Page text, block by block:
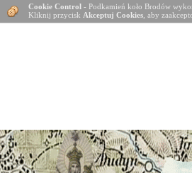
Cookie Control - Podkamień koło Brodów
Kliknij przycisk Akceptuj Cookies , aby